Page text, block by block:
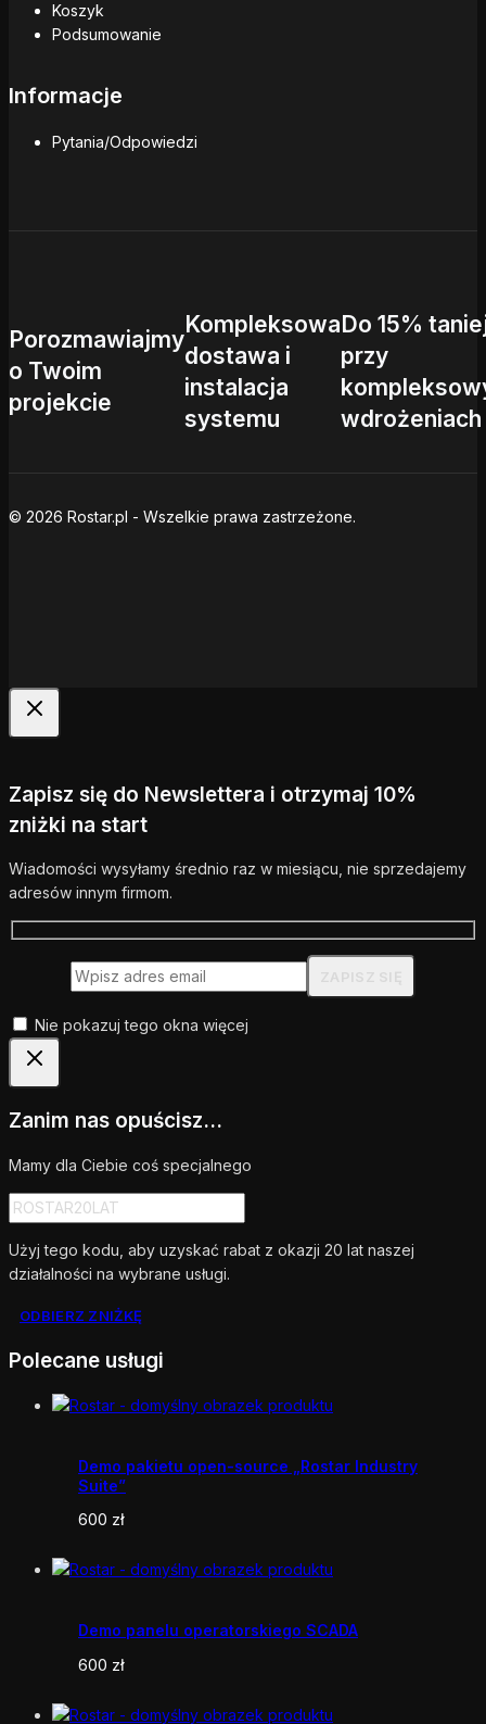
Koszyk
Podsumowanie
Informacje
Pytania/Odpowiedzi
Porozmawiajmy
o Twoim
projekcie
Kompleksowa
dostawa i
instalacja
systemu
Do 15%
przy
wdrożeniach
© 2026 Rostar.pl - Wszelkie prawa zastrzeżone.
Zapisz się do Newslettera i otrzymaj 10%
zniżki na start
Wiadomości wysyłamy średnio raz w miesiącu, nie sprzedajemy
adresów innym firmom.
Nie pokazuj tego okna więcej
Zanim nas opuścisz...
Mamy dla Ciebie coś specjalnego
Użyj tego kodu, aby uzyskać rabat z okazji 20 lat naszej
działalności na wybrane usługi.
ODBIERZ ZNIŻKĘ
Polecane usługi
Demo pakietu open-source „Rostar Industry
Suite”
600 zł
Demo panelu operatorskiego SCADA
600 zł